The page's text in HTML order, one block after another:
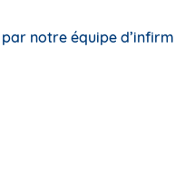
notre équipe